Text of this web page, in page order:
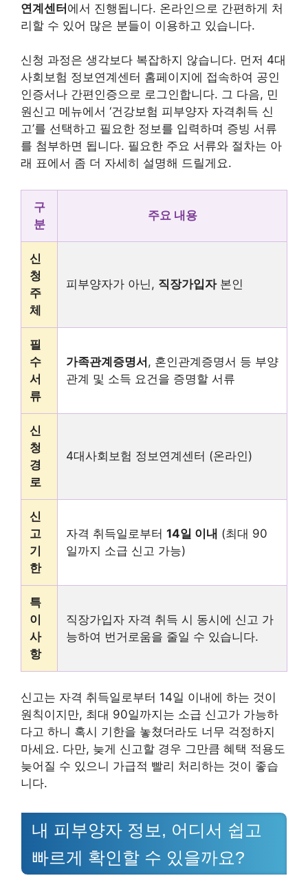
연계센터에서 진행됩니다. 온라인으로 간편하게 처
리할 수 있어 많은 분들이 이용하고 있습니다.
신청 과정은 생각보다 복잡하지 않습니다. 먼저 4대
사회보험 정보연계센터 홈페이지에 접속하여 공인
인증서나 간편인증으로 로그인합니다. 그 다음, 민
원신고 메뉴에서 ‘건강보험 피부양자 자격취득 신
고’를 선택하고 필요한 정보를 입력하며 증빙 서류
를 첨부하면 됩니다. 필요한 주요 서류와 절차는 아
래 표에서 좀 더 자세히 설명해 드릴게요.
구
분
주요 내용
신
청
주
체
피부양자가 아닌, 직장가입자본인
필
수
서
류
가족관계증명서, 혼인관계증명서 등 부양
관계 및 소득 요건을 증명할 서류
신
청
경
로
4대사회보험 정보연계센터 (온라인)
신
고
기
한
자격 취득일로부터 14일 이내 (최대 90
일까지 소급 신고 가능)
특
이
사
항
직장가입자 자격 취득 시 동시에 신고 가
능하여 번거로움을 줄일 수 있습니다.
신고는 자격 취득일로부터 14일 이내에 하는 것이
원칙이지만, 최대 90일까지는 소급 신고가 가능하
다고 하니 혹시 기한을 놓쳤더라도 너무 걱정하지
마세요. 다만, 늦게 신고할 경우 그만큼 혜택 적용도
늦어질 수 있으니 가급적 빨리 처리하는 것이 좋습
니다.
내 피부양자 정보, 어디서 쉽고
빠르게 확인할 수 있을까요?